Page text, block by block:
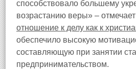
способствовало большему
возрастанию веры» –
отношение к делу как к
обеспечило высокую
составляющую при занятии
предпринимательством.